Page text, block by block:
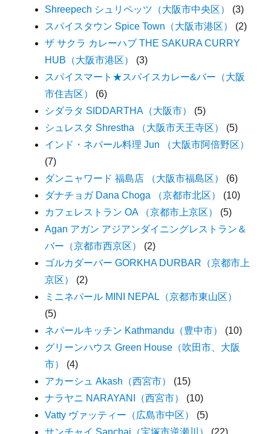
Shreepech シュリペッツ（大阪市中央区）
(3)
スパイスタウン Spice Town（大阪市港区）
(2)
ザ サクラ カレーハブ THE SAKURA CURRY
HUB（大阪市港区）
(3)
スパイスマート★スパイスカレー&バー（大阪
市住吉区）
(6)
シダラタ SIDDARTHA（大阪市）
(5)
シュレスタ Shrestha （大阪市天王寺区）
(5)
インド・ネパール料理 Jun （大阪市阿倍野区）
(7)
ダンニャワード 福島店 （大阪市福島区）
(6)
ダナチョガ Dana Choga （京都市北区）
(10)
カフェレストラン OA （京都市上京区）
(5)
Agan アガン アジアンダイニングレストラン＆
バー（京都市西京区）
(2)
ゴルカダーバー GORKHA DURBAR（京都市上
京区）
(2)
ミニネパール MINI NEPAL（京都市東山区）
(5)
ネパールキッチン Kathmandu（豊中市）
(10)
グリーンハウス Green House（吹田市、大阪
市）
(4)
アカーシュ Akash（西宮市）
(15)
ナラヤニ NARAYANI（西宮市）
(10)
Vatty ヴァッティー（広島市中区）
(5)